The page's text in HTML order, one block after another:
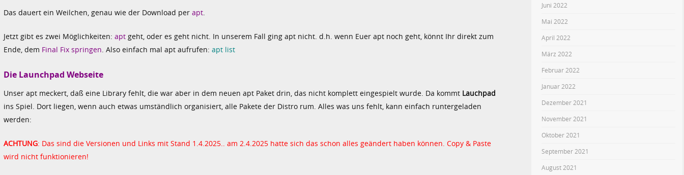
Das dauert ein Weilchen, genau wie der Download per apt
Jetzt gibt es zwei Möglichkeiten: apt geht, oder es geht nicht. In unserem Fall ging apt nicht. d.h. wenn Euer apt noch geht, könnt Ihr direkt zum
Ende, dem Final Fix springen . Also einfach mal apt aufrufen: apt list
Die Launchpad Webseite
Unser apt meckert, daß eine Library fehlt, die war aber in dem neuen apt Paket drin, das nicht komplett eingespielt wurde. Da kommt Lauchpad
ins Spiel. Dort liegen, wenn auch etwas umständlich organisiert, alle Pakete der Distro rum. Alles was uns fehlt, kann einfach runtergeladen
werden:
ACHTUNG: Das sind die Versionen und Links mit Stand 1.4.2025.. am 2.4.2025 hatte sich das schon alles geändert haben können. Copy & Paste
wird nicht funktionieren!
Juni 2022
Mai 2022
April 2022
März 2022
Februar 2022
Januar 2022
Dezember 2021
November 2021
Oktober 2021
September 2021
August 2021